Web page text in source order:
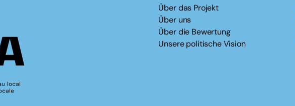
Über das Projekt
Über uns
Über die Bewertung
Unsere politische Vision